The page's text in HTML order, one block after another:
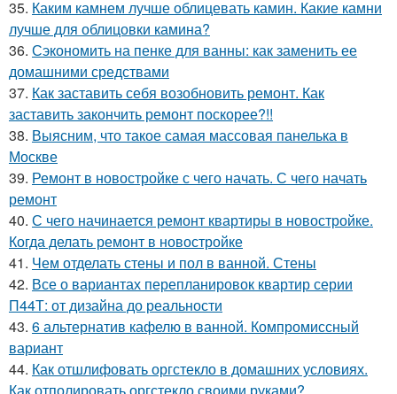
35. Каким камнем лучше облицевать камин. Какие камни
лучше для облицовки камина?
36. Сэкономить на пенке для ванны: как заменить ее
домашними средствами
37. Как заставить себя возобновить ремонт. Как
заставить закончить ремонт поскорее?!!
38. Выясним, что такое самая массовая панелька в
Москве
39. Ремонт в новостройке с чего начать. С чего начать
ремонт
40. С чего начинается ремонт квартиры в новостройке.
Когда делать ремонт в новостройке
41. Чем отделать стены и пол в ванной. Стены
42. Все о вариантах перепланировок квартир серии
П44Т: от дизайна до реальности
43. 6 альтернатив кафелю в ванной. Компромиссный
вариант
44. Как отшлифовать оргстекло в домашних условиях.
Как отполировать оргстекло своими руками?